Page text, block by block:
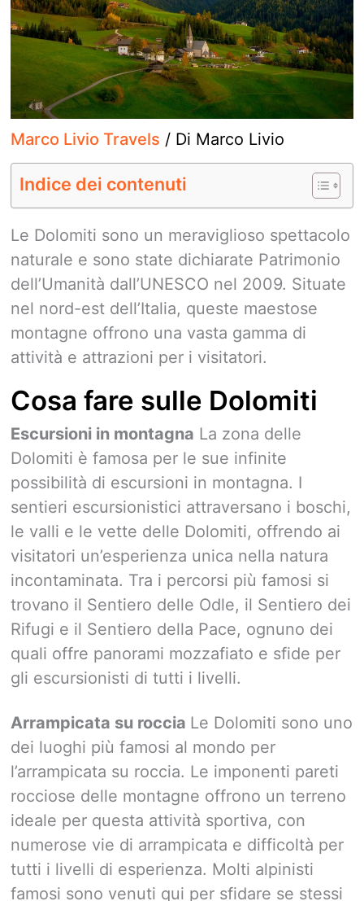
Marco Livio Travels / Di Marco Livio
Indice dei contenuti
Le Dolomiti sono un meraviglioso spettacolo
naturale e sono state dichiarate Patrimonio
dell’Umanità dall’UNESCO nel 2009. Situate
nel nord-est dell’Italia, queste maestose
montagne offrono una vasta gamma di
attività e attrazioni per i visitatori.
Cosa fare sulle Dolomiti
Escursioni in montagna La zona delle
Dolomiti è famosa per le sue infinite
possibilità di escursioni in montagna. I
sentieri escursionistici attraversano i boschi,
le valli e le vette delle Dolomiti, offrendo ai
visitatori un’esperienza unica nella natura
incontaminata. Tra i percorsi più famosi si
trovano il Sentiero delle Odle, il Sentiero dei
Rifugi e il Sentiero della Pace, ognuno dei
quali offre panorami mozzafiato e sfide per
gli escursionisti di tutti i livelli.
Arrampicata su roccia Le Dolomiti sono uno
dei luoghi più famosi al mondo per
l’arrampicata su roccia. Le imponenti pareti
rocciose delle montagne offrono un terreno
ideale per questa attività sportiva, con
numerose vie di arrampicata e difficoltà per
tutti i livelli di esperienza. Molti alpinisti
famosi sono venuti qui per sfidare se stessi